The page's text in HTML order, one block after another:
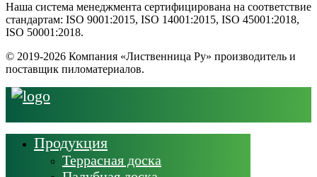
Наша система менеджмента сертифицирована на соответствие
стандартам: ISO 9001:2015, ISO 14001:2015, ISO 45001:2018,
ISO 50001:2018.
© 2019-2026 Компания «Лиственница Ру» производитель и
поставщик пиломатериалов.
Продукция
Террасная доска